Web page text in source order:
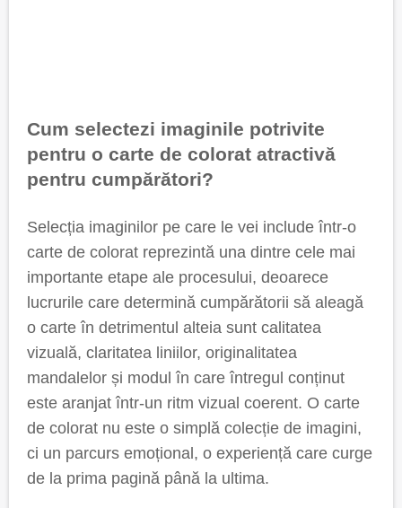
Cum selectezi imaginile potrivite
pentru o carte de colorat atractivă
pentru cumpărători?
Selecția imaginilor pe care le vei include într-o
carte de colorat reprezintă una dintre cele mai
importante etape ale procesului, deoarece
lucrurile care determină cumpărătorii să aleagă
o carte în detrimentul alteia sunt calitatea
vizuală, claritatea liniilor, originalitatea
mandalelor și modul în care întregul conținut
este aranjat într-un ritm vizual coerent. O carte
de colorat nu este o simplă colecție de imagini,
ci un parcurs emoțional, o experiență care curge
de la prima pagină până la ultima.